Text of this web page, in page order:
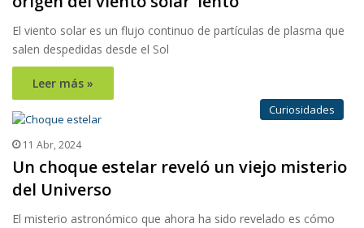
El viento solar es un flujo continuo de partículas de plasma que
salen despedidas desde el Sol
Leer más »
Curiosidades
11 Abr, 2024
Un choque estelar reveló un viejo misterio
del Universo
El misterio astronómico que ahora ha sido revelado es cómo